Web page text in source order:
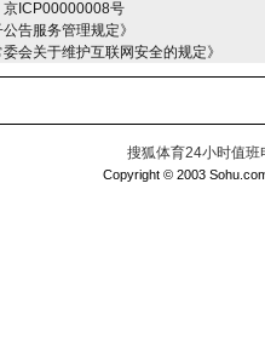
京ICP00000008号
告服务管理规定》
会关于维护互联网安全的规定》
搜狐体育24小时值
Copyright © 2003